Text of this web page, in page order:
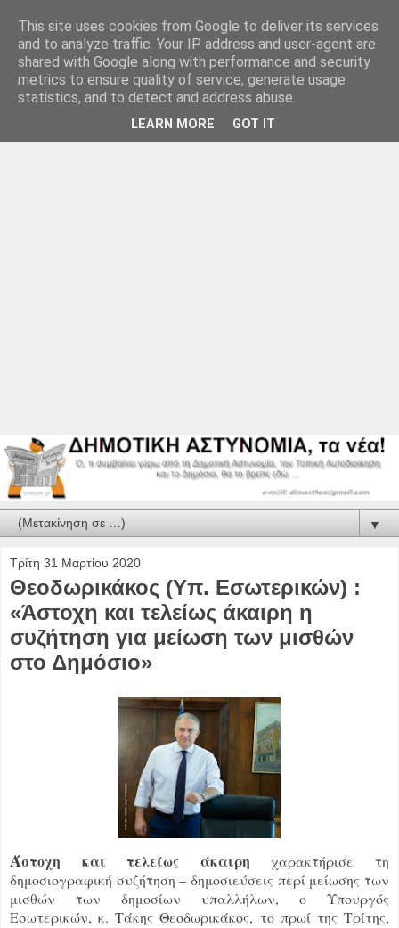
▼
Τρίτη 31 Μαρτίου 2020
Θεοδωρικάκος (Υπ. Εσωτερικών) :
«Άστοχη και τελείως άκαιρη η
συζήτηση για μείωση των μισθών
στο Δημόσιο»
Άστοχη και τελείως άκαιρη χαρακτήρισε τη
δημοσιογραφική συζήτηση – δημοσιεύσεις περί μείωσης των
μισθών των δημοσίων υπαλλήλων, ο Υπουργός
Εσωτερικών, κ. Τάκης Θεοδωρικάκος, το πρωί της Τρίτης,
This site uses cookies from Google to deliver its services
and to analyze traffic. Your IP address and user-agent are
shared with Google along with performance and security
metrics to ensure quality of service, generate usage
statistics, and to detect and address abuse.
LEARN MORE GOT IT